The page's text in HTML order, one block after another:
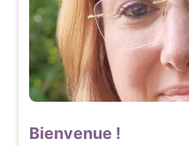
Bienvenue !